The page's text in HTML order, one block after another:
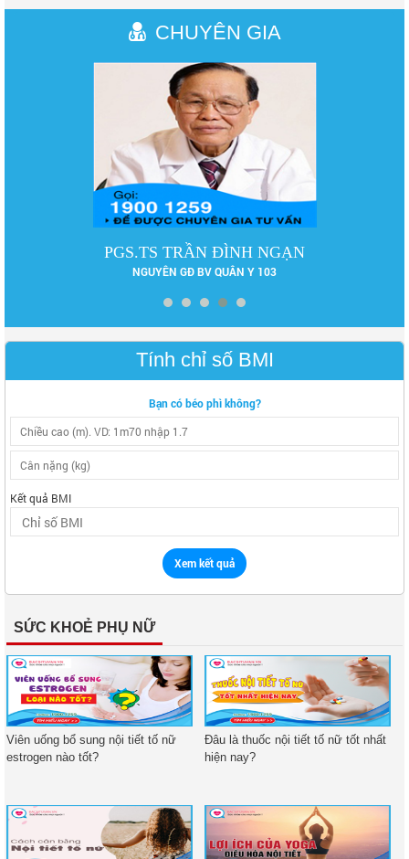
CHUYÊN GIA
PGS.TS TRẦN ĐÌNH NGẠN
NGUYÊN GĐ BV QUÂN Y 103
Tính chỉ số BMI
Bạn có béo phì không?
Kết quả BMI
Xem kết quả
SỨC KHOẺ PHỤ NỮ
Viên uống bổ sung nội tiết tố nữ
estrogen nào tốt?
Đâu là thuốc nội tiết tố nữ tốt nhất
hiện nay?